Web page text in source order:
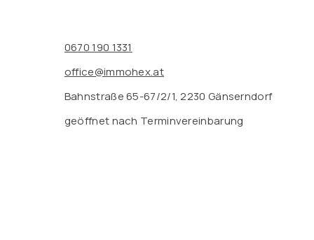
0670 190 1331
office@immohex.at
Bahnstraße 65-67/2/1, 2230 Gänserndorf
geöffnet nach Terminvereinbarung